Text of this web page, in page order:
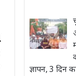
ज्ञापन, 3 दिन